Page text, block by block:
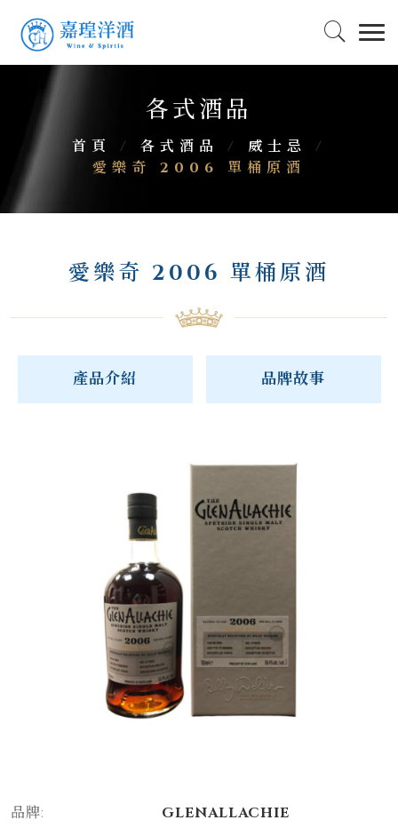
各式酒品
首頁 / 各式酒品 / 威士忌
/
愛樂奇 2006 單桶原酒
愛樂奇 2006 單桶原酒
產品介紹 品牌故事
品牌: GLENALLACHIE